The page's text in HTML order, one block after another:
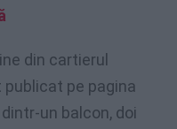
din cartierul
pe pagina
dintr-un balcon, doi